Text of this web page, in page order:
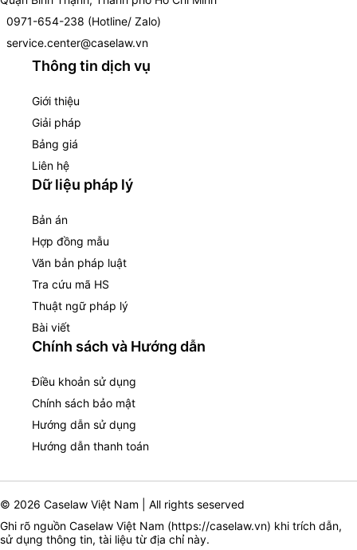
0971-654-238 (Hotline/ Zalo)
service.center@caselaw.vn
Thông tin dịch vụ
Giới thiệu
Giải pháp
Bảng giá
Liên hệ
Dữ liệu pháp lý
Bản án
Hợp đồng mẫu
Văn bản pháp luật
Tra cứu mã HS
Thuật ngữ pháp lý
Bài viết
Chính sách và Hướng dẫn
Điều khoản sử dụng
Chính sách bảo mật
Hướng dẫn sử dụng
Hướng dẫn thanh toán
© 2026 Caselaw Việt Nam | All rights seserved
Ghi rõ nguồn Caselaw Việt Nam (https://caselaw.vn) khi trích dẫn,
sử dụng thông tin, tài liệu từ địa chỉ này.